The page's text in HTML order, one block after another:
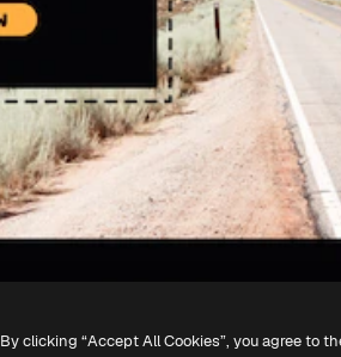
By clicking “Accept All Cookies”, you agree to